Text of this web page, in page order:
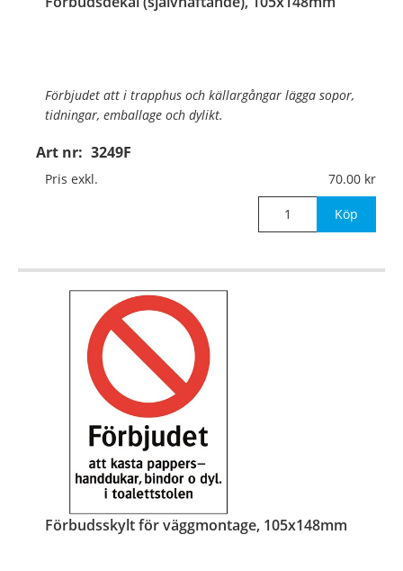
Art nr: 3249F
Förbjudet att i trapphus och källargångar lägga sopor,
tidningar, emballage och dylikt.
Material:Självhäftande folie
Pris exkl. 70.00
Köp
Förbudsskylt för väggmontage, 105x148mm